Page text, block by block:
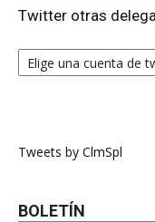
Twitter otras
Tweets by ClmSpl
BOLETÍN